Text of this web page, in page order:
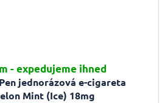
jednorázová e-cigareta
Mint (Ice) 18mg
je 4,0 z 5 hvězdiček.
- expedujeme ihned